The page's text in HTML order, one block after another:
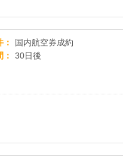
国内航空券成約
30日後